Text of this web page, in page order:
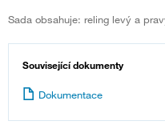
Sada obsahuje: reling levý a
Související dokumenty
Dokumentace